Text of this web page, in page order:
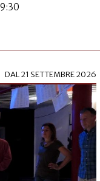
DAL21 SETTEMBRE 2026